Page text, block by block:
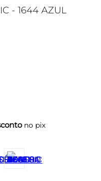
- 1644 AZUL
no pix